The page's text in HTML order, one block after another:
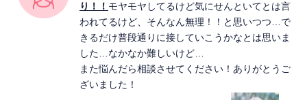
り！！ モヤモヤしてるけど気にせんといてとは言
われてるけど、そんなん無理！！と思いつつ…で
きるだけ普段通りに接していこうかなとは思いま
した…なかなか難しいけど…
また悩んだら相談させてください！ありがとうご
ざいました！